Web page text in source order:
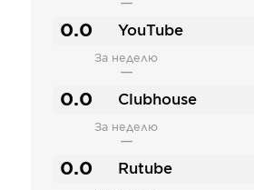
—
0.0 YouTube
За неделю
—
0.0 Clubhouse
За неделю
—
0.0 Rutube